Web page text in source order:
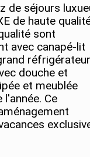
de séjours
de haute
sont
avec canapé-lit
douche et
et meublée
Ce